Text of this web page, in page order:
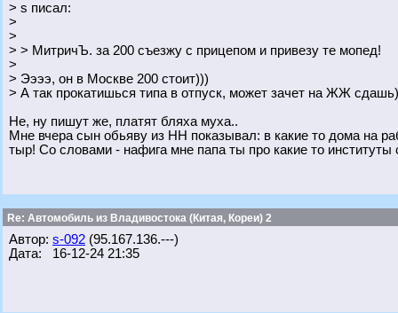
> s писал:
>
>
> > МитричЪ. за 200 съезжу с прицепом и привезу те мопед!
>
> Ээээ, он в Москве 200 стоит)))
> А так прокатишься типа в отпуск, может зачет на ЖЖ
Не, ну пишут же, платят бляха муха..
Мне вчера сын обьяву из НН показывал: в какие то дома на
тыр! Со словами - нафига мне папа ты про какие то институты
Re: Автомобиль из Владивостока (Китая, Кореи) 2
Автор: s-092 (95.167.136.---)
Дата: 16-12-24 21:35